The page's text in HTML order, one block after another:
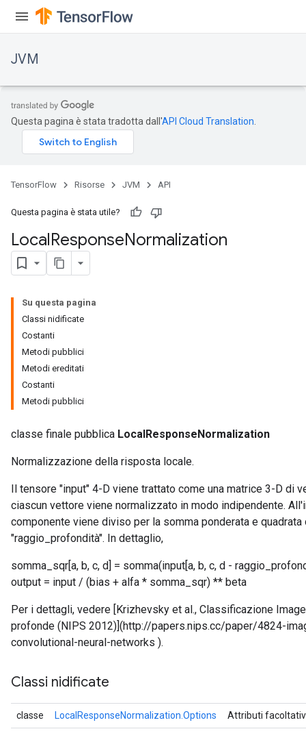
JVM
Questa pagina è stata tradotta dall'API Cloud Translation
TensorFlow Risorse JVM API
Questa pagina è stata utile?
LocalResponseNormalization
Su questa pagina
Classi nidificate
Costanti
Metodi pubblici
Metodi ereditati
Costanti
Metodi pubblici
classe finale pubblica LocalResponseNormalization
Normalizzazione della risposta locale.
Il tensore "input" 4-D viene trattato come una matrice 3-D di
ciascun vettore viene normalizzato in modo indipendente.
componente viene diviso per la somma ponderata e
"raggio_profondità". In dettaglio,
somma_sqr[a, b, c, d] = somma(input[a, b, c, d -
output = input / (bias + alfa * somma_sqr) ** beta
Per i dettagli, vedere [Krizhevsky et al., Classificazione
profonde (NIPS 2012)](http://papers.nips.cc/paper/4824-
convolutional-neural-networks ).
Classi nidificate
classe LocalResponseNormalization.Options Attributi